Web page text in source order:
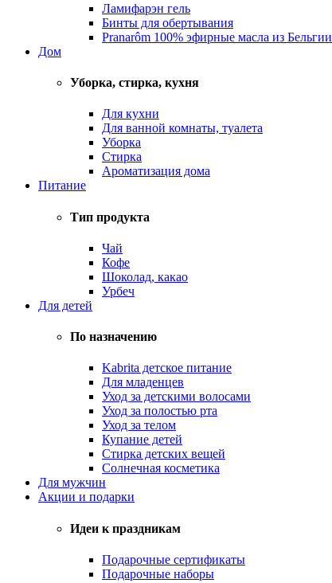
Ламифарэн гель
Бинты для обертывания
Pranarôm 100% эфирные масла из Бельгии
Дом
Уборка, стирка, кухня
Для кухни
Для ванной комнаты, туалета
Уборка
Стирка
Ароматизация дома
Питание
Тип продукта
Чай
Кофе
Шоколад, какао
Урбеч
Для детей
По назначению
Kabrita детское питание
Для младенцев
Уход за детскими волосами
Уход за полостью рта
Уход за телом
Купание детей
Стирка детских вещей
Солнечная косметика
Для мужчин
Акции и подарки
Идеи к праздникам
Подарочные сертификаты
Подарочные наборы